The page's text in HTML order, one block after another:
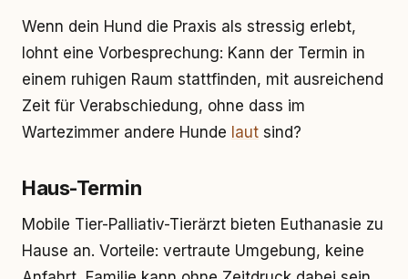
Wenn dein Hund die Praxis als stressig erlebt,
lohnt eine Vorbesprechung: Kann der Termin in
einem ruhigen Raum stattfinden, mit ausreichend
Zeit für Verabschiedung, ohne dass im
Wartezimmer andere Hunde laut sind?
Haus-Termin
Mobile Tier-Palliativ-Tierärzt bieten Euthanasie zu
Hause an. Vorteile: vertraute Umgebung, keine